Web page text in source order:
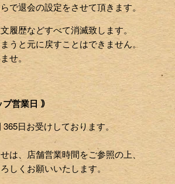
で退会の設定をさせて頂きます。
履歴などすべて消滅致します。
うと元に戻すことはできません。
せ。
営業日 ｠
日お受けしております。
は、店舗営業時間をご参照の上、
しくお願いいたします。